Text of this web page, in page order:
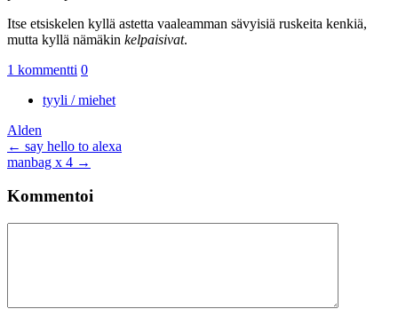
Itse etsiskelen kyllä astetta vaaleamman sävyisiä ruskeita kenkiä,
mutta kyllä nämäkin kelpaisivat.
1 kommentti 0
tyyli / miehet
Alden
Artikkelien
selaus
← say hello to alexa
manbag x 4 →
Kommentoi